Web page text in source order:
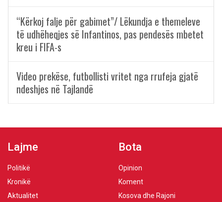
“Kërkoj falje për gabimet”/ Lëkundja e themeleve
të udhëheqjes së Infantinos, pas pendesës mbetet
kreu i FIFA-s
Video prekëse, futbollisti vritet nga rrufeja gjatë
ndeshjes në Tajlandë
Lajme
Politikë
Kronikë
Aktualitet
Bota
Opinion
Koment
Kosova dhe Rajoni